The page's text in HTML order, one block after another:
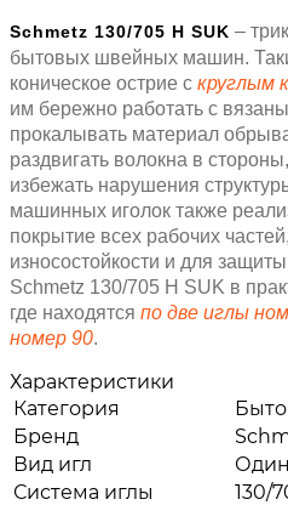
Schmetz 130/705 H SUK –
бытовых швейных машин.
коническое острие с круглым
им бережно работать с
прокалывать материал
раздвигать волокна в
избежать нарушения
машинных иголок также
покрытие всех рабочих
износостойкости и для
Schmetz 130/705 H SUK в
где находятся по две иглы
номер 90.
Характеристики
Категория
Бренд
Вид игл
Система иглы
130/